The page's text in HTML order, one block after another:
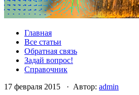
Главная
Все статьи
Обратная связь
Задай вопрос!
Справочник
17 февраля 2015 · Автор: admin